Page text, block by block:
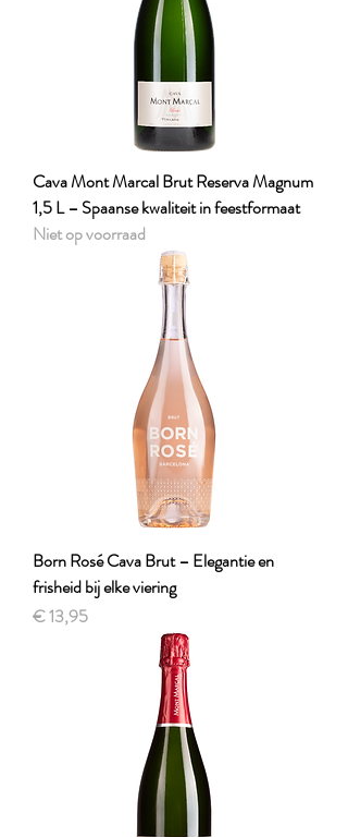
Cava Mont Marcal Brut Reserva Magnum
1,5 L – Spaanse kwaliteit in feestformaat
Niet op voorraad
Born Rosé Cava Brut – Elegantie en
frisheid bij elke viering
Prijs
€ 13,95